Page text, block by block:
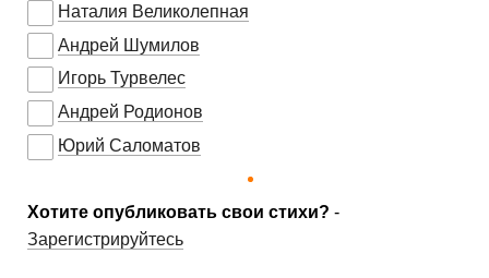
Наталия Великолепная
Андрей Шумилов
Игорь Турвелес
Андрей Родионов
Юрий Саломатов
Хотите опубликовать свои стихи? -
Зарегистрируйтесь